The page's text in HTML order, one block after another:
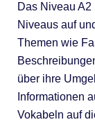
Das Niveau
Niveaus auf
Themen wie
über ihre
Informationen
Vokabeln auf